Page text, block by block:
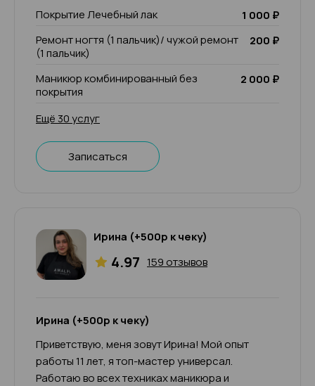
Покрытие Лечебный лак
1 000 ₽
Ремонт ногтя (1 пальчик)/ чужой ремонт
(1 пальчик)
200 ₽
Маникюр комбинированный без
покрытия
2 000 ₽
Ещё 30 услуг
Записаться
Ирина (+500р к чеку)
4.97 159 отзывов
Ирина (+500р к чеку)
Приветствую, меня зовут Ирина! Мой опыт
работы 11 лет, я топ-мастер универсал.
Работаю во всех техниках маникюра и